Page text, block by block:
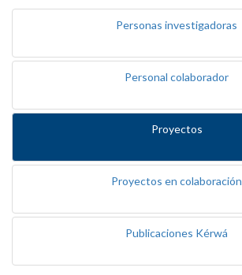
Personas investigadoras
Personal colaborador
Proyectos
Proyectos en colaboración
Publicaciones Kérwá